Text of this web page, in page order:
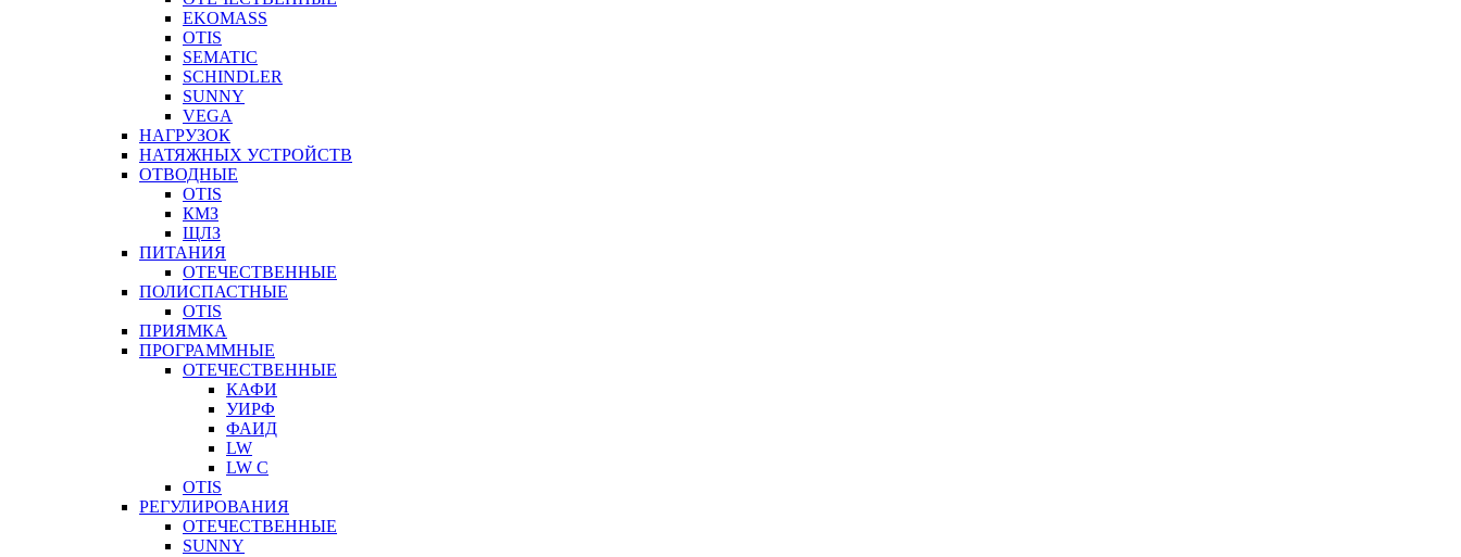
EKOMASS
OTIS
SEMATIC
SCHINDLER
SUNNY
VEGA
НАГРУЗОК
НАТЯЖНЫХ УСТРОЙСТВ
ОТВОДНЫЕ
OTIS
КМЗ
ЩЛЗ
ПИТАНИЯ
ОТЕЧЕСТВЕННЫЕ
ПОЛИСПАСТНЫЕ
OTIS
ПРИЯМКА
ПРОГРАММНЫЕ
ОТЕЧЕСТВЕННЫЕ
КАФИ
УИРФ
ФАИД
LW
LW C
OTIS
РЕГУЛИРОВАНИЯ
ОТЕЧЕСТВЕННЫЕ
SUNNY